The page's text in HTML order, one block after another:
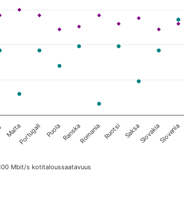
Mbit/s kotitaloussaatavuus
MaltaPortugali PuolaRanskaRomania Ruotsi SaksaSlovakiaSlovenia